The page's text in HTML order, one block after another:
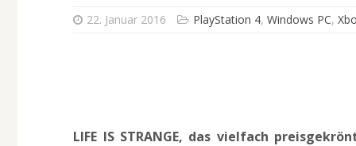
22. Januar 2016 PlayStation 4,Windows PC,
LIFE IS STRANGE, das vielfach